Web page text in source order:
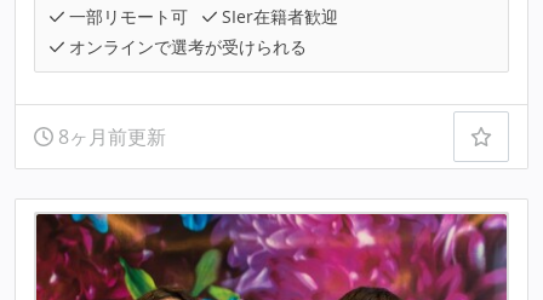
一部リモート可
SIer在籍者歓迎
オンラインで選考が受けられる
8ヶ月前更新